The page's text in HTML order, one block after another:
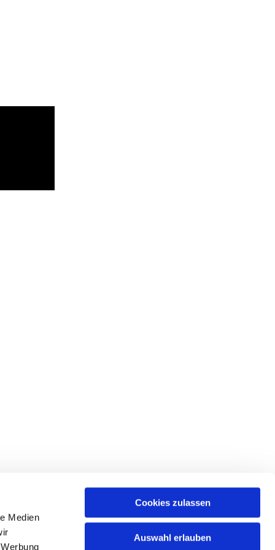
Medien
Cookies zulassen
Auswahl erlauben
39 • 18439 Stralsund